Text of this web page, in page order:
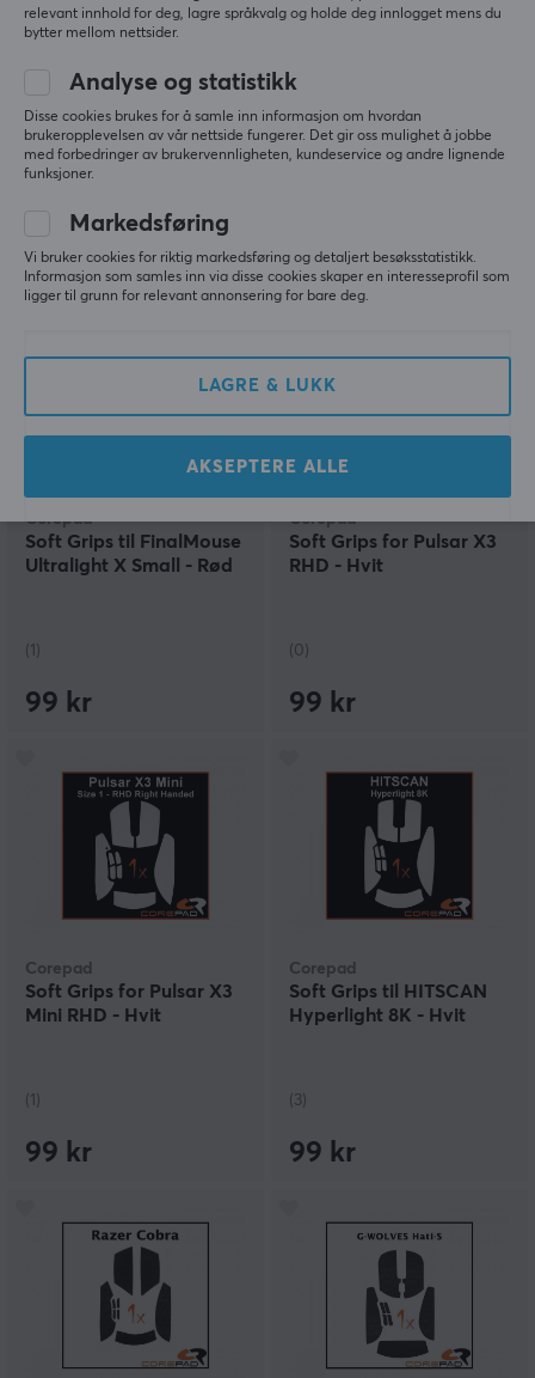
Corepad
Soft Grips til WLmouse
Strider Magnesium 8K -
Hvit
99 kr
Soft Grips til FinalMouse
Ultralight X Small - Blå
99 kr
Corepad
Soft Grips til FinalMouse
Ultralight X Small - Rød
(1)
99 kr
Corepad
Soft Grips for Pulsar X3
RHD - Hvit
(0)
99 kr
Corepad
Soft Grips for Pulsar X3
Mini RHD - Hvit
(1)
99 kr
Corepad
Soft Grips til HITSCAN
Hyperlight 8K - Hvit
(3)
99 kr
relevant innhold for deg, lagre språkvalg og holde deg innlogget mens du
bytter mellom nettsider.
Analyse og statistikk
Disse cookies brukes for å samle inn informasjon om hvordan
brukeropplevelsen av vår nettside fungerer. Det gir oss mulighet å jobbe
med forbedringer av brukervennligheten, kundeservice og andre lignende
funksjoner.
Markedsføring
Vi bruker cookies for riktig markedsføring og detaljert besøksstatistikk.
Informasjon som samles inn via disse cookies skaper en interesseprofil som
ligger til grunn for relevant annonsering for bare deg.
LAGRE & LUKK
AKSEPTERE ALLE